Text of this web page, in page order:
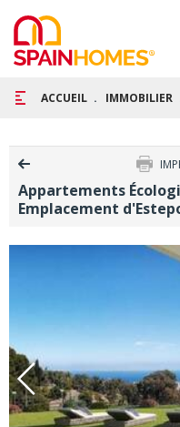
ACCUEIL IMMOBILIER
Appartements
Emplacement